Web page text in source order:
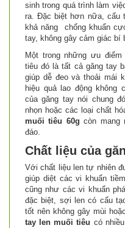
sinh trong quá trình làm
ra. Đặc biệt hơn nữa, cấu
khả năng chống khuẩn
tay, không gây cảm giác bí
Một trong những ưu
tiêu đó là tất cả găng tay
giúp dễ đeo và thoải mái
hiệu quả lao động không
của găng tay nói chung
nhọn hoặc các loại chất
muối tiêu 60g còn mang
đáo.
Chất liệu của
Với chất liệu len tự nhiên
giúp diệt các vi khuẩn
cũng như các vi khuẩn
đặc biệt, sợi len có cấu
tốt nên không gây mùi
tay len muối tiêu có